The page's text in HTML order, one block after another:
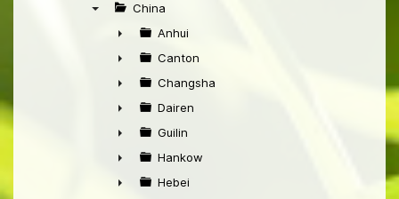
China
►
Anhui
►
Canton
►
Changsha
►
Dairen
►
Guilin
►
Hankow
Hebei